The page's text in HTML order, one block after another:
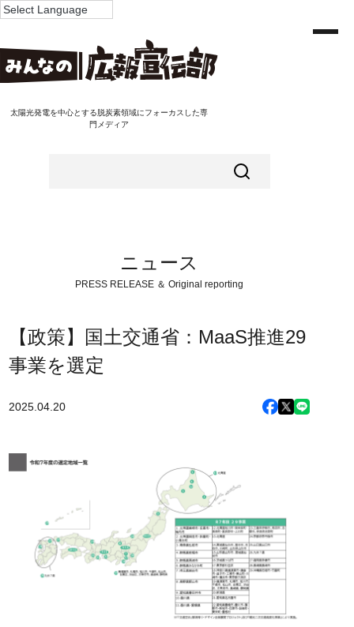
太陽光発電を中心とする脱炭素領域にフォーカスした専
門メディア
ニュース
PRESS RELEASE ＆ Original reporting
【政策】国土交通省：MaaS推進29
事業を選定
2025.04.20